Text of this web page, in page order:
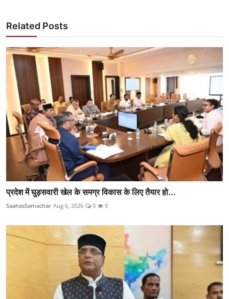
Related Posts
प्रदेश में घुड़सवारी खेल के समग्र विकास के लिए तैयार हो...
SaahasSamachar Aug 6, 2026 0 9